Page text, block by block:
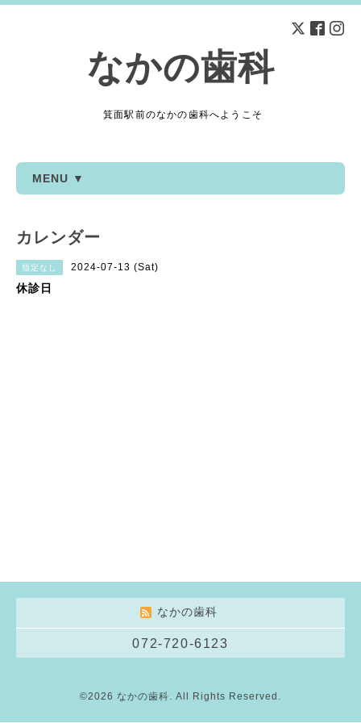
なかの歯科
箕面駅前のなかの歯科へようこそ
MENU ▼
カレンダー
指定なし 2024-07-13 (Sat)
休診日
なかの歯科
072-720-6123
©2026 なかの歯科. All Rights Reserved.